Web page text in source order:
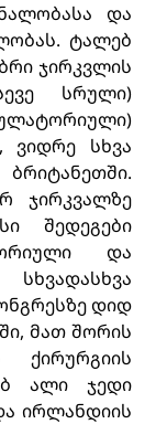
და
ტალებ
ჯირკვლის
სრული)
ვიდრე სხვა
ჯირკვალზე
შედეგები
და
დიდ
მათ შორის
ქირურგიის
ალი ჯედი
ირლანდიის